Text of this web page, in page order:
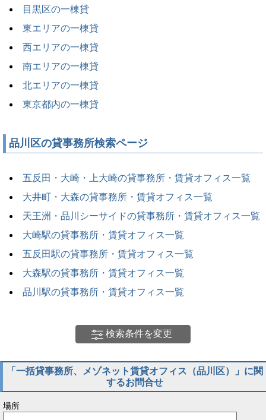
目黒区の一棟貸
東エリアの一棟貸
西エリアの一棟貸
南エリアの一棟貸
北エリアの一棟貸
東京都内の一棟貸
品川区の貸事務所検索ページ
五反田・大崎・上大崎の貸事務所・賃貸オフィス一覧
大井町・大森の貸事務所・賃貸オフィス一覧
天王洲・品川シーサイドの貸事務所・賃貸オフィス一覧
大崎駅の貸事務所・賃貸オフィス一覧
五反田駅の貸事務所・賃貸オフィス一覧
大森駅の貸事務所・賃貸オフィス一覧
品川駅の貸事務所・賃貸オフィス一覧
検索条件を変更
「一括貸事務所、メゾネット賃貸オフィス（品川区）」に関
するお問合せ
場所